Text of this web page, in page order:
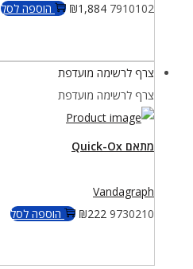
7910102
₪1,884 הוספה לסל
צרף לרשימה מועדפת
צרף לרשימה מועדפת
מתאם Quick-Ox
Vandagraph
9730210
₪222 הוספה לסל